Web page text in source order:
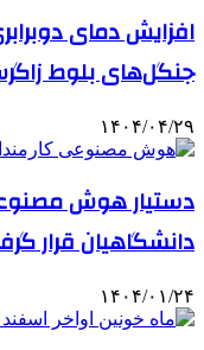
افزایش دمای
جنگل‌های بلوط
۱۴۰۴/۰۴/۲۹
دستیار هوش
دانشگاهیان قرار
۱۴۰۴/۰۱/۲۴